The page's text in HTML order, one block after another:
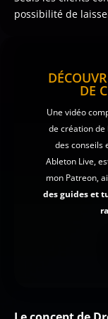
possibilité de
DE
Une vidéo
de création de
des conseils
Ableton Live,
mon Patreon,
des guides et